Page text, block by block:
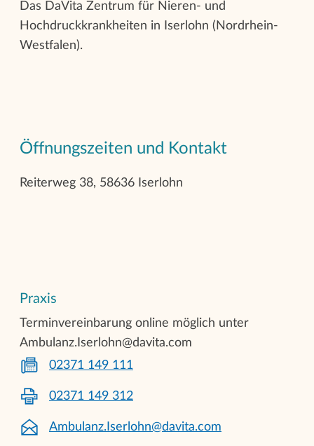
Das DaVita Zentrum für Nieren- und
Hochdruckkrankheiten in Iserlohn (Nordrhein-
Westfalen).
Öffnungszeiten und Kontakt
Reiterweg 38, 58636 Iserlohn
Praxis
Terminvereinbarung online möglich unter
Ambulanz.Iserlohn@davita.com
02371 149 111
02371 149 312
Ambulanz.Iserlohn@davita.com